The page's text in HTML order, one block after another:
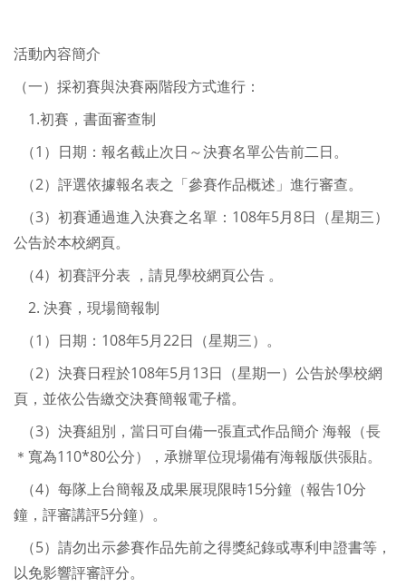
活動內容簡介
（一）採初賽與決賽兩階段方式進行：
1.初賽，書面審查制
（1）日期：報名截止次日～決賽名單公告前二日。
（2）評選依據報名表之「參賽作品概述」進行審查。
（3）初賽通過進入決賽之名單：108年5月8日（星期三）
公告於本校網頁。
（4）初賽評分表 ，請見學校網頁公告 。
2. 決賽，現場簡報制
（1）日期：108年5月22日（星期三）。
（2）決賽日程於108年5月13日（星期一）公告於學校網
頁，並依公告繳交決賽簡報電子檔。
（3）決賽組別，當日可自備一張直式作品簡介 海報（長
＊寬為110*80公分），承辦單位現場備有海報版供張貼。
（4）每隊上台簡報及成果展現限時15分鐘（報告10分
鐘，評審講評5分鐘）。
（5）請勿出示參賽作品先前之得獎紀錄或專利申證書等，
以免影響評審評分。